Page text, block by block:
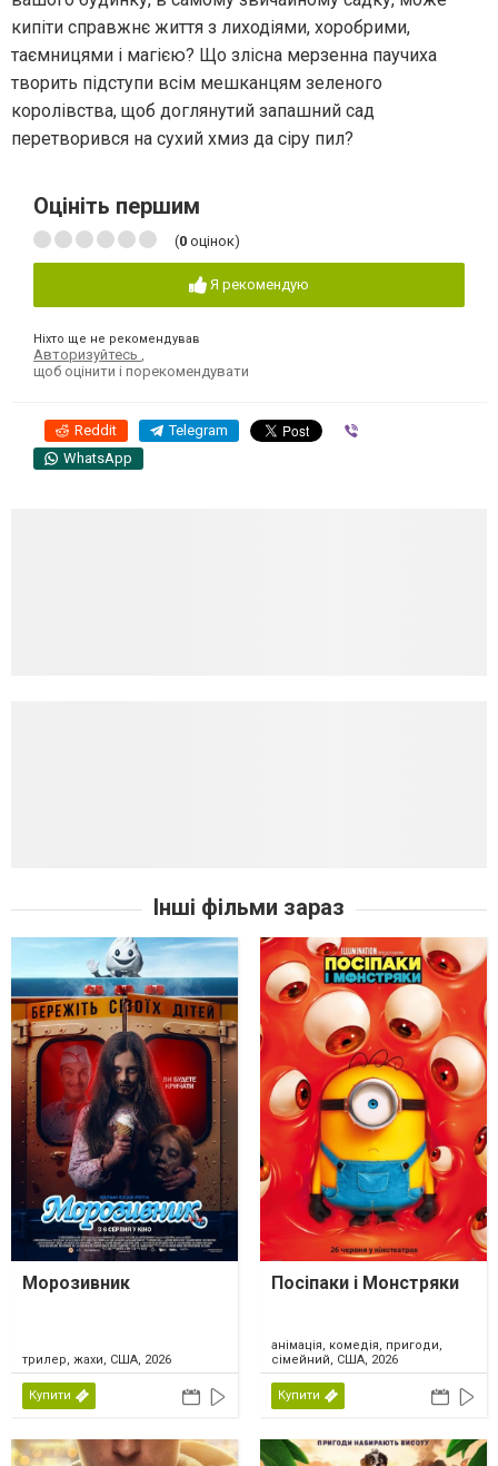
кипіти справжнє життя з лиходіями, хоробрими,
таємницями і магією? Що злісна мерзенна паучиха
творить підступи всім мешканцям зеленого
королівства, щоб доглянутий запашний сад
перетворився на сухий хмиз да сіру пил?
Оцініть першим
(0 оцінок)
Я рекомендую
Ніхто ще не рекомендував
Авторизуйтесь ,
щоб оцінити і порекомендувати
Reddit Telegram
WhatsApp
Інші фільми зараз
Морозивник
трилер, жахи, США, 2026
Купити
Посіпаки і Монстряки
анімація, комедія, пригоди,
сімейний, США, 2026
Купити